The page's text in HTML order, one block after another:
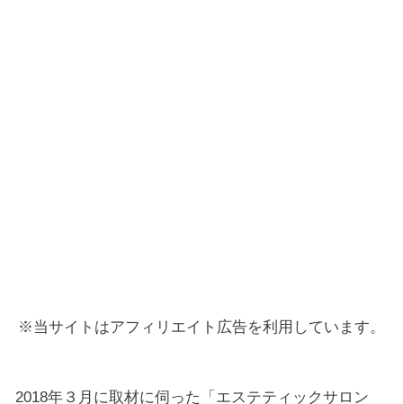
※当サイトはアフィリエイト広告を利用しています。
2018年３月に取材に伺った「エステティックサロン